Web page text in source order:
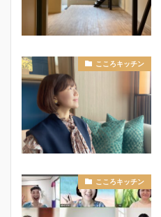
こころキッチン
こころキッチン